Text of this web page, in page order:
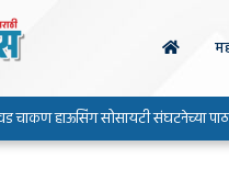
सोसायटी संघटनेच्या